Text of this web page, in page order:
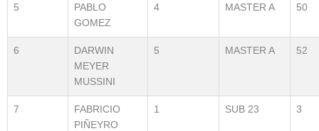
5
PABLO
GOMEZ
4 MASTER A 50
6
DARWIN
MEYER
MUSSINI
5 MASTER A 52
7
FABRICIO
PIÑEYRO
1 SUB 23 3